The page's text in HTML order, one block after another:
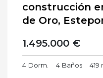
construcción
de Oro,
1.495.000 €
4 Dorm. 4 Baños 419